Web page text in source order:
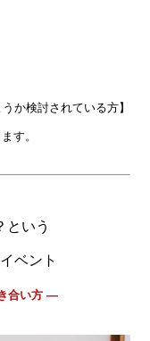
か検討されている方】
す。
という
ベント
合い方 ―